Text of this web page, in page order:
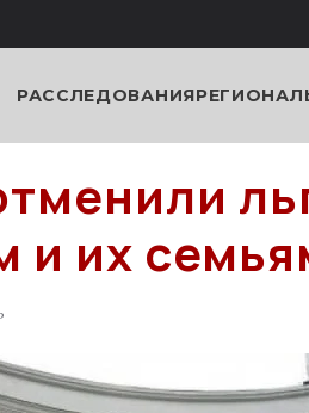
РАССЛЕДОВАНИЯ
и их